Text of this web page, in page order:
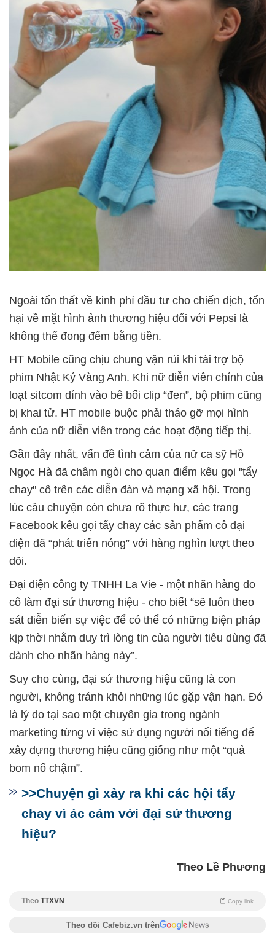
Ngoài tổn thất về kinh phí đầu tư cho chiến dịch, tổn
hại về mặt hình ảnh thương hiệu đối với Pepsi là
không thể đong đếm bằng tiền.
HT Mobile cũng chịu chung vận rủi khi tài trợ bộ
phim Nhật Ký Vàng Anh. Khi nữ diễn viên chính của
loạt sitcom dính vào bê bối clip “đen”, bộ phim cũng
bị khai tử. HT mobile buộc phải tháo gỡ mọi hình
ảnh của nữ diễn viên trong các hoạt động tiếp thị.
Gần đây nhất, vấn đề tình cảm của nữ ca sỹ Hồ
Ngọc Hà đã châm ngòi cho quan điểm kêu gọi "tẩy
chay" cô trên các diễn đàn và mạng xã hội. Trong
lúc câu chuyện còn chưa rõ thực hư, các trang
Facebook kêu gọi tẩy chay các sản phẩm cô đại
diện đã “phát triển nóng” với hàng nghìn lượt theo
dõi.
Đại diện công ty TNHH La Vie - một nhãn hàng do
cô làm đại sứ thương hiệu - cho biết “sẽ luôn theo
sát diễn biến sự việc để có thể có những biện pháp
kịp thời nhằm duy trì lòng tin của người tiêu dùng đã
dành cho nhãn hàng này”.
Suy cho cùng, đại sứ thương hiệu cũng là con
người, không tránh khỏi những lúc gặp vận hạn. Đó
là lý do tại sao một chuyên gia trong ngành
marketing từng ví việc sử dụng người nổi tiếng để
xây dựng thương hiệu cũng giống như một “quả
bom nổ chậm”.
>>Chuyện gì xảy ra khi các hội tẩy
chay vì ác cảm với đại sứ thương
hiệu?
Theo Lề Phương
Theo TTXVN Copy link
Theo dõi Cafebiz.vn trên